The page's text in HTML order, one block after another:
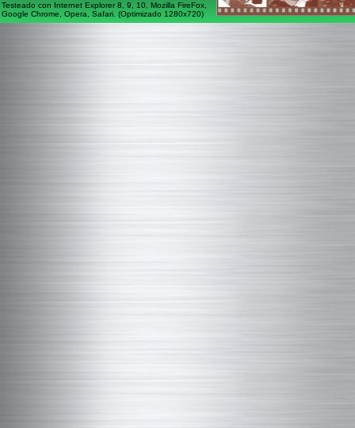
Testeado con Internet Explorer 8, 9, 10, Mozilla FireFox,
Google Chrome, Opera, Safari. (Optimizado 1280x720)